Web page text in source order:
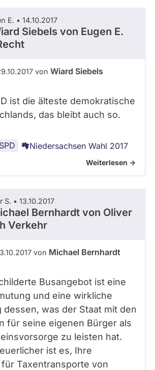
E. • 14.10.2017
Siebels von Eugen E.
von Wiard Siebels
ist die älteste demokratische
das bleibt auch so.
SPD Niedersachsen Wahl 2017
Weiterlesen ->
S. • 13.10.2017
Bernhardt von Oliver
Verkehr
von Michael Bernhardt
Busangebot ist eine
und eine wirkliche
dessen, was der Staat mit den
für seine eigenen Bürger als
zu leisten hat.
ist es, Ihre
Taxentransporte von